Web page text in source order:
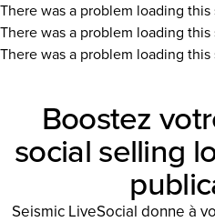
There was a problem loading this
There was a problem loading this
There was a problem loading this
Boostez
social selling
Seismic LiveSocial donne à